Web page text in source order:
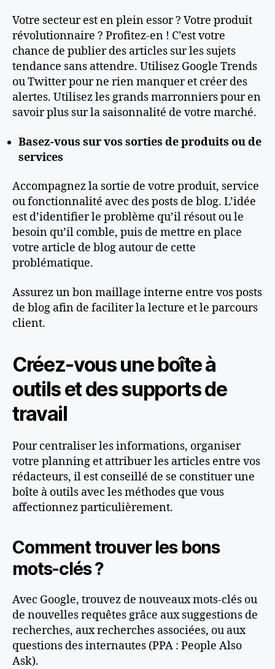
Votre secteur est en plein essor ? Votre produit
révolutionnaire ? Profitez-en ! C’est votre
chance de publier des articles sur les sujets
tendance sans attendre. Utilisez Google Trends
ou Twitter pour ne rien manquer et créer des
alertes. Utilisez les grands marronniers pour en
savoir plus sur la saisonnalité de votre marché.
Basez-vous sur vos sorties de produits ou de
services
Accompagnez la sortie de votre produit, service
ou fonctionnalité avec des posts de blog. L’idée
est d’identifier le problème qu’il résout ou le
besoin qu’il comble, puis de mettre en place
votre article de blog autour de cette
problématique.
Assurez un bon maillage interne entre vos posts
de blog afin de faciliter la lecture et le parcours
client.
Créez-vous une boîte à
outils et des supports de
travail
Pour centraliser les informations, organiser
votre planning et attribuer les articles entre vos
rédacteurs, il est conseillé de se constituer une
boîte à outils avec les méthodes que vous
affectionnez particulièrement.
Comment trouver les bons
mots-clés ?
Avec Google, trouvez de nouveaux mots-clés ou
de nouvelles requêtes grâce aux suggestions de
recherches, aux recherches associées, ou aux
questions des internautes (PPA : People Also
Ask).